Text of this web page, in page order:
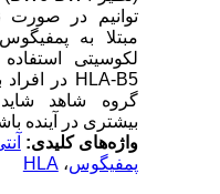
توانیم در صورت
مبتلا به
لکوسیتی
گروه شاهد شاید
بیشتری در آینده
واژه‌های کلیدی:
پمفیگوس،HLA